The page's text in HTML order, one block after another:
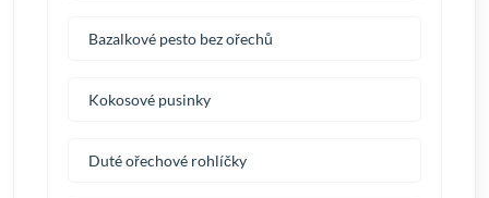
Bazalkové pesto bez ořechů
Kokosové pusinky
Duté ořechové rohlíčky